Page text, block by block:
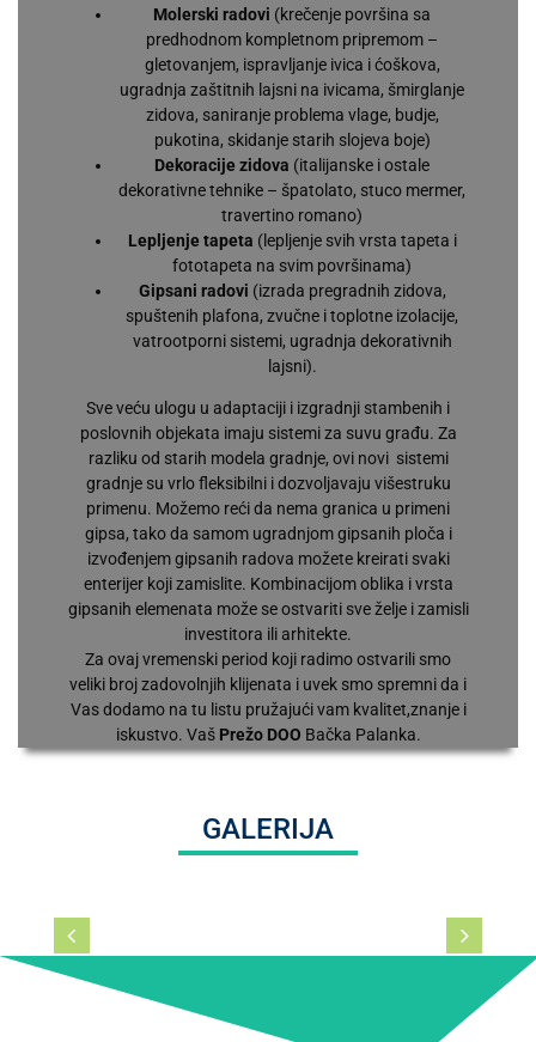
Molerski radovi (krečenje površina sa
predhodnom kompletnom pripremom –
gletovanjem, ispravljanje ivica i ćoškova,
ugradnja zaštitnih lajsni na ivicama, šmirglanje
zidova, saniranje problema vlage, budje,
pukotina, skidanje starih slojeva boje)
Dekoracije zidova (italijanske i ostale
dekorativne tehnike – špatolato, stuco mermer,
travertino romano)
Lepljenje tapeta (lepljenje svih vrsta tapeta i
fototapeta na svim površinama)
Gipsani radovi (izrada pregradnih zidova,
spuštenih plafona, zvučne i toplotne izolacije,
vatrootporni sistemi, ugradnja dekorativnih
lajsni).
Sve veću ulogu u adaptaciji i izgradnji stambenih i
poslovnih objekata imaju sistemi za suvu građu. Za
razliku od starih modela gradnje, ovi novi sistemi
gradnje su vrlo fleksibilni i dozvoljavaju višestruku
primenu. Možemo reći da nema granica u primeni
gipsa, tako da samom ugradnjom gipsanih ploča i
izvođenjem gipsanih radova možete kreirati svaki
enterijer koji zamislite. Kombinacijom oblika i vrsta
gipsanih elemenata može se ostvariti sve želje i zamisli
investitora ili arhitekte.
Za ovaj vremenski period koji radimo ostvarili smo
veliki broj zadovolnjih klijenata i uvek smo spremni da i
Vas dodamo na tu listu pružajući vam kvalitet,znanje i
iskustvo. Vaš Prežo DOO Bačka Palanka.
GALERIJA